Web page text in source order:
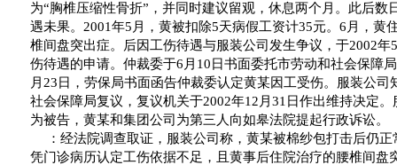
为“胸椎压缩性骨折” ，并同时建议留观，休息两个月。此后数
遇未果。 2001年5 月，黄被扣除5天病假工资计35元。 6 月，黄
椎间盘突出症。后因工伤待遇与服装公司发生争议，于2002年5
伤待遇的申请。仲裁委于6 月 10 日书面委托市劳动和社会保障
月 23 日 ，劳保局书面函告仲裁委认定黄某因工受伤。服装公
社会保障局复议，复议机关于2002年12 月 31 日作出维持决定。
为被告，黄某和集团公司为第三人向如皋法院提起行政诉讼。
：经法院调查取证，服装公司称，黄某被棉纱包打击后仍
凭门诊病历认定工伤依据不足，且黄事后住院治疗的腰椎间盘